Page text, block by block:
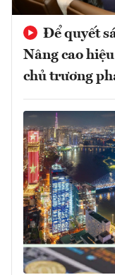
Để quyết
Nâng cao
chủ trương